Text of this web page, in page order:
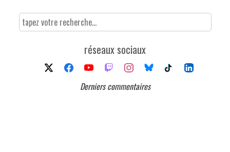
réseaux sociaux
Derniers commentaires